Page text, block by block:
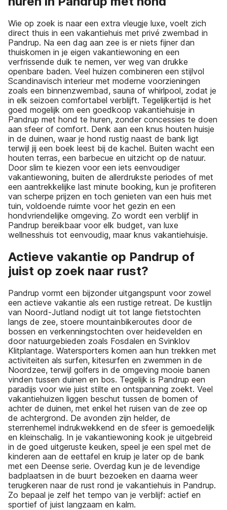
Wie op zoek is naar een extra vleugje luxe, voelt zich
direct thuis in een vakantiehuis met privé zwembad in
Pandrup. Na een dag aan zee is er niets fijner dan
thuiskomen in je eigen vakantiewoning en een
verfrissende duik te nemen, ver weg van drukke
openbare baden. Veel huizen combineren een stijlvol
Scandinavisch interieur met moderne voorzieningen
zoals een binnenzwembad, sauna of whirlpool, zodat je
in elk seizoen comfortabel verblijft. Tegelijkertijd is het
goed mogelijk om een goedkoop vakantiehuisje in
Pandrup met hond te huren, zonder concessies te doen
aan sfeer of comfort. Denk aan een knus houten huisje
in de duinen, waar je hond rustig naast de bank ligt
terwijl jij een boek leest bij de kachel. Buiten wacht een
houten terras, een barbecue en uitzicht op de natuur.
Door slim te kiezen voor een iets eenvoudiger
vakantiewoning, buiten de allerdrukste periodes of met
een aantrekkelijke last minute booking, kun je profiteren
van scherpe prijzen en toch genieten van een huis met
tuin, voldoende ruimte voor het gezin en een
hondvriendelijke omgeving. Zo wordt een verblijf in
Pandrup bereikbaar voor elk budget, van luxe
wellnesshuis tot eenvoudig, maar knus vakantiehuisje.
Actieve vakantie op Pandrup of
juist op zoek naar rust?
Pandrup vormt een bijzonder uitgangspunt voor zowel
een actieve vakantie als een rustige retreat. De kustlijn
van Noord-Jutland nodigt uit tot lange fietstochten
langs de zee, stoere mountainbikeroutes door de
bossen en verkenningstochten over heidevelden en
door natuurgebieden zoals Fosdalen en Svinklov
Klitplantage. Watersporters komen aan hun trekken met
activiteiten als surfen, kitesurfen en zwemmen in de
Noordzee, terwijl golfers in de omgeving mooie banen
vinden tussen duinen en bos. Tegelijk is Pandrup een
paradijs voor wie juist stilte en ontspanning zoekt. Veel
vakantiehuizen liggen beschut tussen de bomen of
achter de duinen, met enkel het ruisen van de zee op
de achtergrond. De avonden zijn helder, de
sterrenhemel indrukwekkend en de sfeer is gemoedelijk
en kleinschalig. In je vakantiewoning kook je uitgebreid
in de goed uitgeruste keuken, speel je een spel met de
kinderen aan de eettafel en kruip je later op de bank
met een Deense serie. Overdag kun je de levendige
badplaatsen in de buurt bezoeken en daarna weer
terugkeren naar de rust rond je vakantiehuis in Pandrup.
Zo bepaal je zelf het tempo van je verblijf: actief en
sportief of juist langzaam en kalm.